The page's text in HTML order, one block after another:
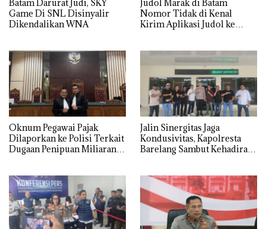
Batam Darurat Judi, SKY
Game Di SNL Disinyalir
Dikendalikan WNA
Judol Marak di Batam
Nomor Tidak di Kenal
Kirim Aplikasi Judol ke
Oknum Pegawai Pajak
Dilaporkan ke Polisi Terkait
Dugaan Penipuan Miliaran
Jalin Sinergitas Jaga
Kondusivitas, Kapolresta
Barelang Sambut Kehadiran